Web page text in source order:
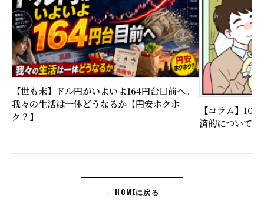
【世も末】ドル円がいよいよ164円台目前へ。
我々の生活は一体どうなるか【円安ホクホ
ク？】
【コラム】10
済的について
← HOMEに戻る